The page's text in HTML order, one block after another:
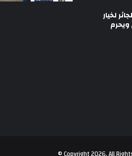
لخيار
ويحرم